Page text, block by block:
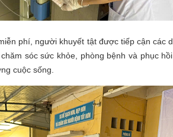
phí, người khuyết tật được tiếp cận các
sóc sức khỏe, phòng bệnh và phục
cuộc sống.